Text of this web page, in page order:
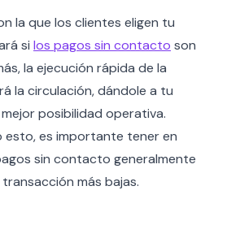
la que los clientes eligen tu
si los pagos sin contacto son
la ejecución rápida de la
la circulación, dándole a tu
posibilidad operativa.
esto, es importante tener en
sin contacto generalmente
más bajas.